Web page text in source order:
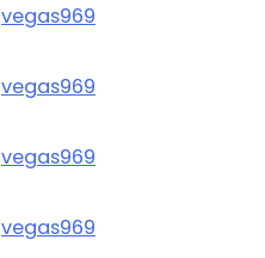
vegas969
vegas969
vegas969
vegas969